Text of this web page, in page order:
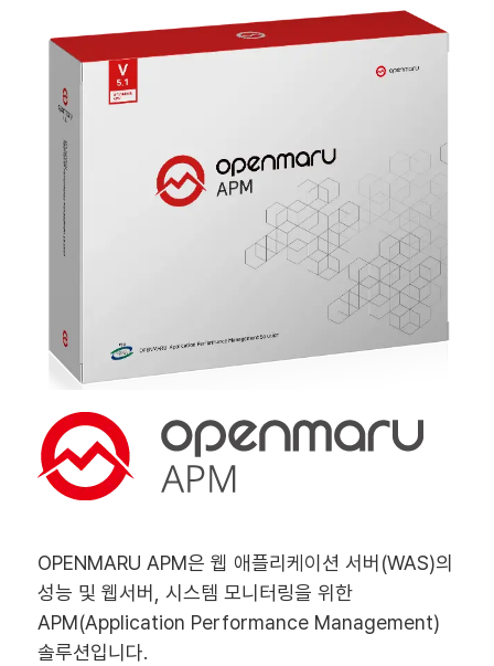
OPENMARU APM은 웹 애플리케이션 서버(WAS)의
성능 및 웹서버, 시스템 모니터링을 위한
APM(Application Performance Management)
솔루션입니다.